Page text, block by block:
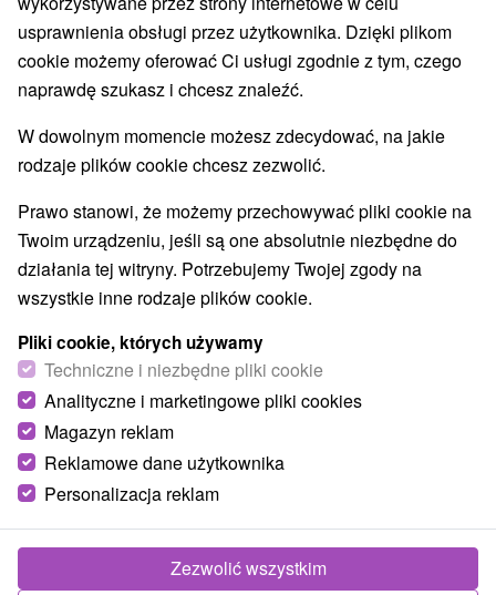
Wieże obserwacyjne i chodniki (3)
Zamki, pałace, ruiny(1) Sporty(1) Chaty górskie(1)
Obiekty architektoniczne(1) Ośrodek narciarski
Túry a turistické chodníky
Wsie i miasta
Ždiar(2) Tatranská Javorina(1)
Domek myśliwski Hohenlohe
Tatranská Javorina
usprawnienia obsługi przez użytkownika. Dzięki plikom
cookie możemy oferować Ci usługi zgodnie z tym, czego
naprawdę szukasz i chcesz znaleźć.
W dowolnym momencie możesz zdecydować, na jakie
rodzaje plików cookie chcesz zezwolić.
Prawo stanowi, że możemy przechowywać pliki cookie na
Twoim urządzeniu, jeśli są one absolutnie niezbędne do
działania tej witryny. Potrzebujemy Twojej zgody na
wszystkie inne rodzaje plików cookie.
Pliki cookie, których używamy
Techniczne i niezbędne pliki cookie
Analityczne i marketingowe pliki cookies
Magazyn reklam
Reklamowe dane użytkownika
Personalizacja reklam
Zezwolić wszystkim